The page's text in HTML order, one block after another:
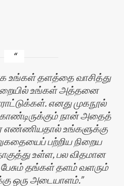
உங்கள் தளத்தை வாசித்து
உங்கள் அத்தனை
எனது முகநூல்
நான் அதைத்
எண்ணியதால் உங்களுக்கு
பற்றிய நிறைய
உள்ள, பல விதமான
பேசும் தங்கள் தளம் வளரும்
ஒரு அடையாளம்.